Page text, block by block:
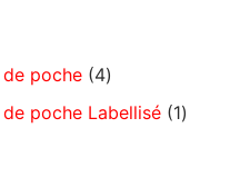
de poche 4
poche Labellisé
1